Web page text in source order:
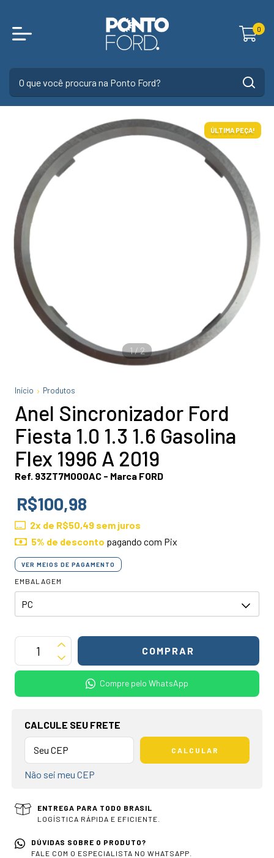
0
ÚLTIMA PEÇA!
1/2
Início Produtos
Anel Sincronizador Ford
Fiesta 1.0 1.3 1.6 Gasolina
Flex 1996 A 2019
Ref. 93ZT7M000AC - Marca FORD
R$100,98
2x de R$50,49 sem juros
5% de desconto pagando com Pix
VER MEIOS DE PAGAMENTO
EMBALAGEM
Compre pelo WhatsApp
OPÇÕES DE FRETE
CALCULE SEU FRETE
CALCULAR
Não sei meu CEP
ENTREGA PARA TODO BRASIL
LOGÍSTICA RÁPIDA E EFICIENTE.
DÚVIDAS SOBRE O PRODUTO?
FALE COM O ESPECIALISTA NO WHATSAPP.